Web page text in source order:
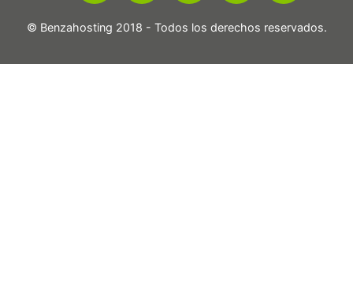
© Benzahosting 2018 - Todos los derechos reservados.